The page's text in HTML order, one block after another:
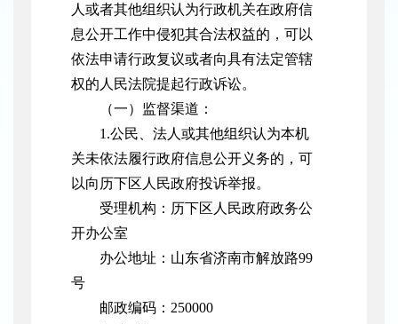
人或者其他组织认为行政机关在政府信
息公开工作中侵犯其合法权益的，可以
依法申请行政复议或者向具有法定管辖
权的人民法院提起行政诉讼。
（一）监督渠道：
1.公民、法人或其他组织认为本机
关未依法履行政府信息公开义务的，可
以向历下区人民政府投诉举报。
受理机构：历下区人民政府政务公
开办公室
办公地址：山东省济南市解放路99
号
邮政编码：250000